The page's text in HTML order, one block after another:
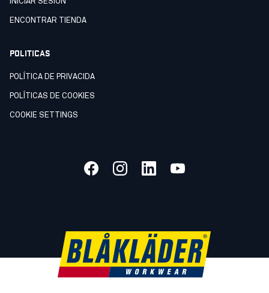
ENCONTRAR TIENDA
POLITICAS
POLÍTICA DE PRIVACIDA
POLÍTICAS DE COOKIES
COOKIE SETTINGS